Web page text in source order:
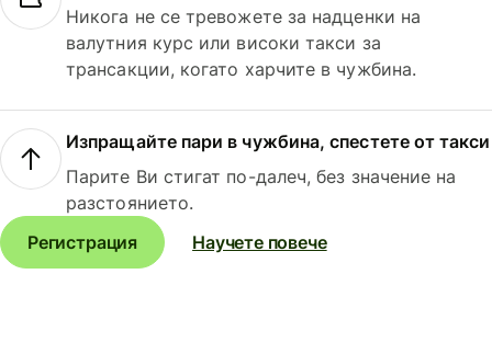
Никога не се тревожете за надценки на
валутния курс или високи такси за
трансакции, когато харчите в чужбина.
Изпращайте пари в чужбина, спестете от такси
Парите Ви стигат по-далеч, без значение на
разстоянието.
Регистрация
Научете повече